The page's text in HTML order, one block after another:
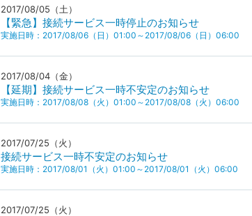
2017/08/05（土）
【緊急】接続サービス一時停止のお知らせ
実施日時：2017/08/06（日）01:00～2017/08/06（日）06:00
2017/08/04（金）
【延期】接続サービス一時不安定のお知らせ
実施日時：2017/08/08（火）01:00～2017/08/08（火）06:00
2017/07/25（火）
接続サービス一時不安定のお知らせ
実施日時：2017/08/01（火）01:00～2017/08/01（火）06:00
2017/07/25（火）